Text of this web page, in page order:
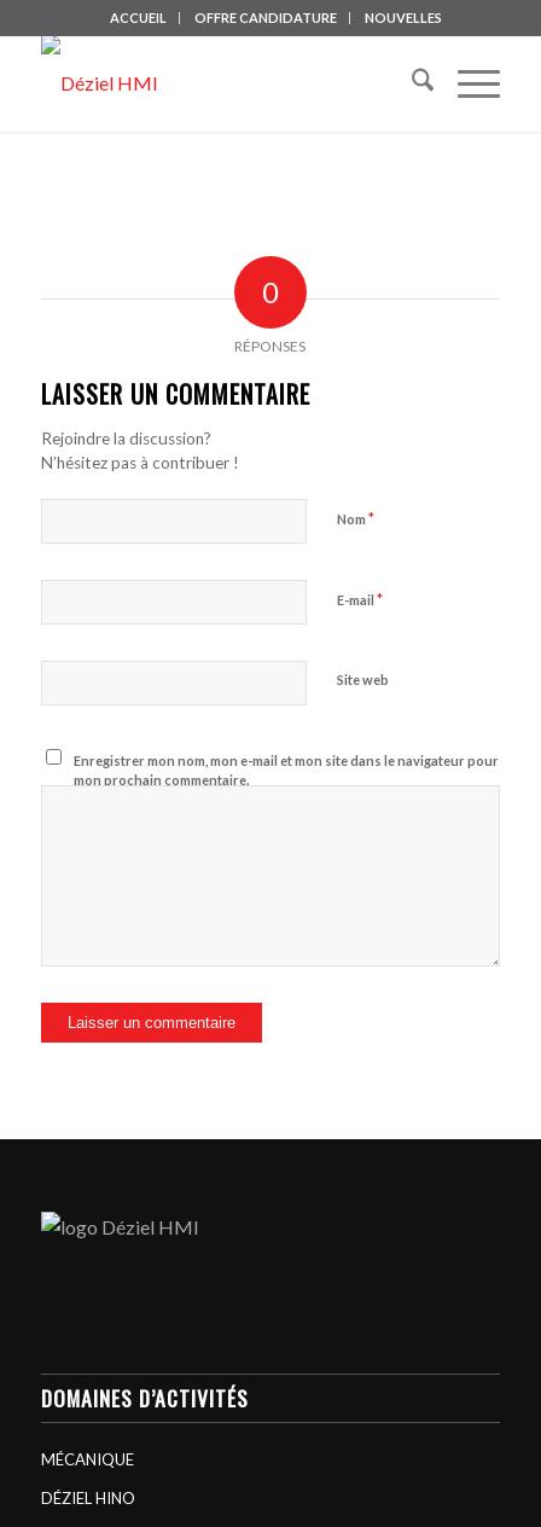
ACCUEIL OFFRE CANDIDATURE NOUVELLES
0
RÉPONSES
LAISSER UN COMMENTAIRE
Rejoindre la discussion?
N’hésitez pas à contribuer !
Nom *
E-mail *
Site web
Enregistrer mon nom, mon e-mail et mon site dans le navigateur pour
mon prochain commentaire.
DOMAINES D’ACTIVITÉS
MÉCANIQUE
DÉZIEL HINO